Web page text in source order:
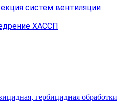
систем вентиляции
ХАССП
гербицидная обработки